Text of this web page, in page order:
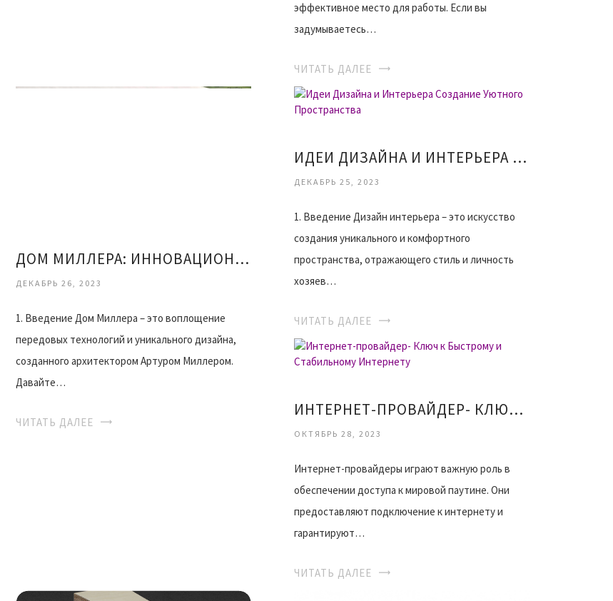
эффективное место для работы. Если вы
задумываетесь…
ЧИТАТЬ ДАЛЕЕ
ДОМ МИЛЛЕРА: ИННОВАЦИОННОЕ ЖИЛЬЕ БУДУЩЕГО
ДЕКАБРЬ 26, 2023
1. Введение Дом Миллера – это воплощение
передовых технологий и уникального дизайна,
созданного архитектором Артуром Миллером.
Давайте…
ЧИТАТЬ ДАЛЕЕ
ИДЕИ ДИЗАЙНА И ИНТЕРЬЕРА СОЗДАНИЕ УЮТНОГО ПРОСТРАНСТВА
ДЕКАБРЬ 25, 2023
1. Введение Дизайн интерьера – это искусство
создания уникального и комфортного
пространства, отражающего стиль и личность
хозяев…
ЧИТАТЬ ДАЛЕЕ
ИНТЕРНЕТ-ПРОВАЙДЕР- КЛЮЧ К БЫСТРОМУ И СТАБИЛЬНОМУ ИНТЕРНЕТУ
ОКТЯБРЬ 28, 2023
Интернет-провайдеры играют важную роль в
обеспечении доступа к мировой паутине. Они
предоставляют подключение к интернету и
гарантируют…
ЧИТАТЬ ДАЛЕЕ